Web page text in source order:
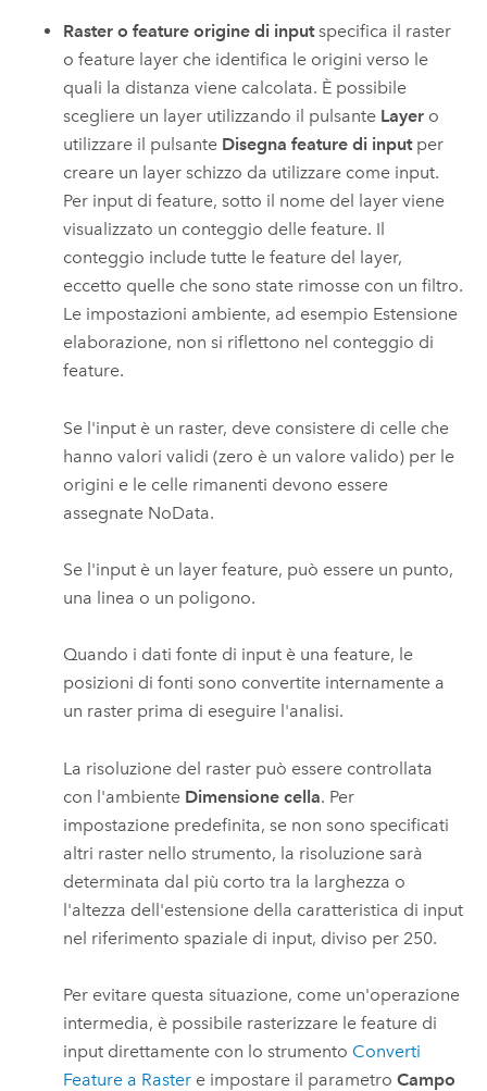
Raster o feature origine di inputspecifica il raster
o feature layer che identifica le origini verso le
quali la distanza viene calcolata. È possibile
scegliere un layer utilizzando il pulsante Layer o
utilizzare il pulsante Disegna feature di inputper
creare un layer schizzo da utilizzare come input.
Per input di feature, sotto il nome del layer viene
visualizzato un conteggio delle feature. Il
conteggio include tutte le feature del layer,
eccetto quelle che sono state rimosse con un filtro.
Le impostazioni ambiente, ad esempio Estensione
elaborazione, non si riflettono nel conteggio di
feature.
Se l'input è un raster, deve consistere di celle che
hanno valori validi (zero è un valore valido) per le
origini e le celle rimanenti devono essere
assegnate NoData.
Se l'input è un layer feature, può essere un punto,
una linea o un poligono.
Quando i dati fonte di input è una feature, le
posizioni di fonti sono convertite internamente a
un raster prima di eseguire l'analisi.
La risoluzione del raster può essere controllata
con l'ambiente Dimensione cella. Per
impostazione predefinita, se non sono specificati
altri raster nello strumento, la risoluzione sarà
determinata dal più corto tra la larghezza o
l'altezza dell'estensione della caratteristica di input
nel riferimento spaziale di input, diviso per 250.
Per evitare questa situazione, come un'operazione
intermedia, è possibile rasterizzare le feature di
input direttamente con lo strumento Converti
Feature a Raster e impostare il parametroCampo